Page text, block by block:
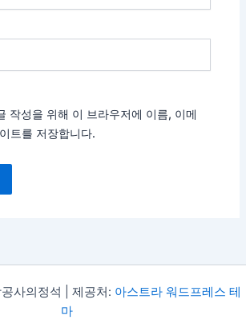
작성을 위해 이 브라우저에 이름, 이메
트를 저장합니다.
사의정석 | 제공처: 아스트라 워드프레스 테
마